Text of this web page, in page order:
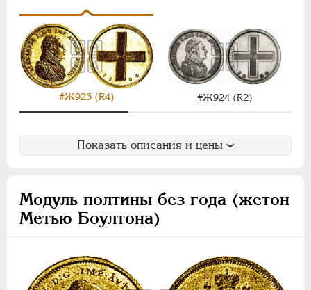
#Ж923 (R4) #Ж924 (R2)
Показать описания и цены
Модуль полтины без года (жетон
Метью Боултона)
АЛЕКСАНДР II 1855-1881
АЛЕКСАНДР III 1881-1894
НИКОЛАЙ II 1894-1917
ВРЕМЕННОЕ ПРАВ. 1917-1918
ИНОСТРАННЫЕ 1768-1918